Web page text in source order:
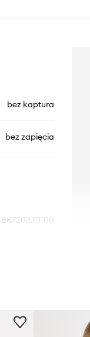
bez kaptura
bez zapięcia